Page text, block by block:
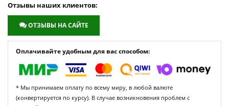
Отзывы наших клиентов:
ОТЗЫВЫ НА САЙТЕ
Оплачивайте удобным для вас способом:
* Мы принимаем оплату по всему миру, в любой валюте
(конвертируется по курсу). В случае возникновения проблем с